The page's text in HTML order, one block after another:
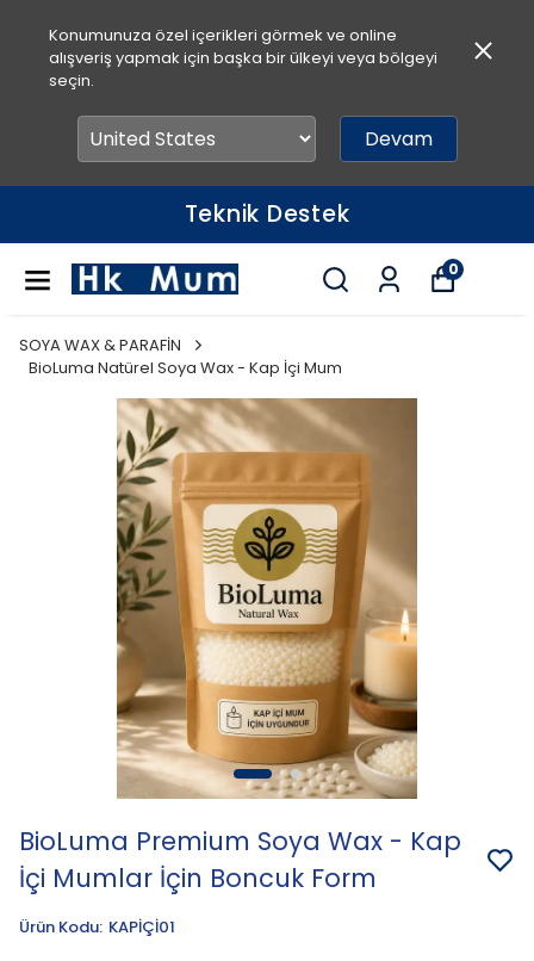
Konumunuza özel içerikleri görmek ve online
alışveriş yapmak için başka bir ülkeyi veya bölgeyi
seçin.
Devam
Teknik Destek
0
SOYA WAX & PARAFİN
BioLuma Natürel Soya Wax - Kap İçi Mum
BioLuma Premium Soya Wax - Kap
İçi Mumlar İçin Boncuk Form
Ürün Kodu: KAPİÇİ01